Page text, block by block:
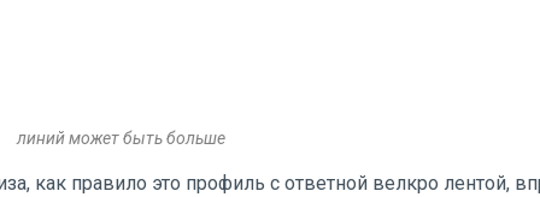
линий может быть больше
как правило это профиль с ответной велкро лентой,